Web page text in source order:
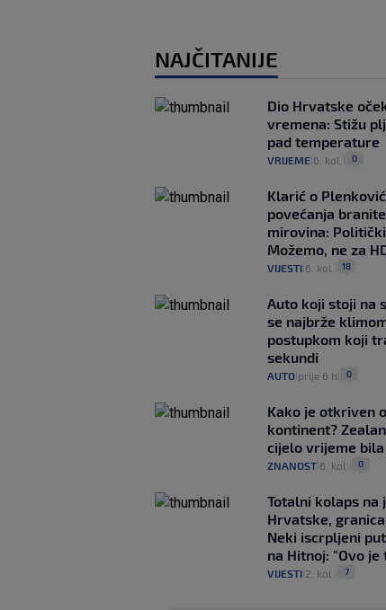
NAJČITANIJE
Dio Hrvatske
vremena: Stižu
pad temperature
VRIJEME 6. kol. 0
Klarić o
povećanja
mirovina:
Možemo, ne za
VIJESTI 6. kol. 18
Auto koji stoji na
se najbrže
postupkom koji
sekundi
AUTO prije 6 h 0
Kako je otkriven
kontinent?
cijelo vrijeme bila
ZNANOST 6. kol. 0
Totalni kolaps na
Hrvatske,
Neki iscrpljeni
na Hitnoj: "Ovo
VIJESTI 2. kol. 7